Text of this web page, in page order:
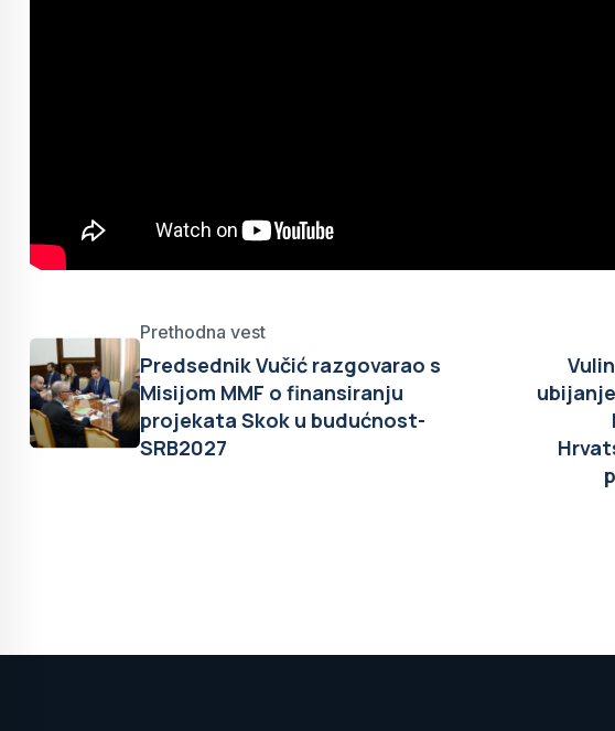
Prethodna vest
Predsednik Vučić razgovarao s
Misijom MMF o finansiranju
projekata Skok u budućnost-
SRB2027